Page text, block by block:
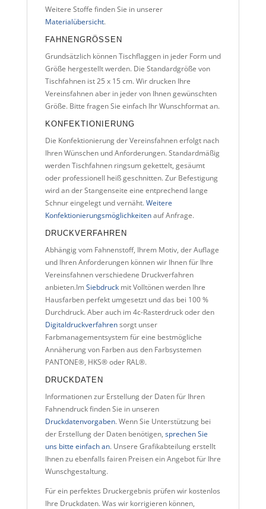
Weitere Stoffe finden Sie in unserer
Materialübersicht.
FAHNENGRÖSSEN
Grundsätzlich können Tischflaggen in jeder Form und
Größe hergestellt werden. Die Standardgröße von
Tischfahnen ist 25 x 15 cm. Wir drucken Ihre
Vereinsfahnen aber in jeder von Ihnen gewünschten
Größe. Bitte fragen Sie einfach Ihr Wunschformat an.
KONFEKTIONIERUNG
Die Konfektionierung der Vereinsfahnen erfolgt nach
Ihren Wünschen und Anforderungen. Standardmäßig
werden Tischfahnen ringsum gekettelt, gesäumt
oder professionell heiß geschnitten. Zur Befestigung
wird an der Stangenseite eine entprechend lange
Schnur eingelegt und vernäht.Weitere
Konfektionierungsmöglichkeitenauf Anfrage.
DRUCKVERFAHREN
Abhängig vom Fahnenstoff, Ihrem Motiv, der Auflage
und Ihren Anforderungen können wir Ihnen für Ihre
Vereinsfahnen verschiedene Druckverfahren
anbieten.Im Siebdruckmit Volltönen werden Ihre
Hausfarben perfekt umgesetzt und das bei 100 %
Durchdruck. Aber auch im 4c-Rasterdruck oder den
Digitaldruckverfahrensorgt unser
Farbmanagementsystem für eine bestmögliche
Annäherung von Farben aus den Farbsystemen
PANTONE®, HKS® oder RAL®.
DRUCKDATEN
Informationen zur Erstellung der Daten für Ihren
Fahnendruck finden Sie in unseren
Druckdatenvorgaben. Wenn Sie Unterstützung bei
der Erstellung der Daten benötigen, sprechen Sie
uns bitte einfach an. Unsere Grafikabteilung erstellt
Ihnen zu ebenfalls fairen Preisen ein Angebot für Ihre
Wunschgestaltung.
Für ein perfektes Druckergebnis prüfen wir kostenlos
Ihre Druckdaten. Was wir korrigieren können,